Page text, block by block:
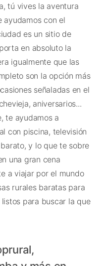
tú vives la aventura
ayudamos con el
es un sitio de
en absoluto la
igualmente que las
son la opción más
señaladas en el
aniversarios...
te ayudamos a
con piscina, televisión
y lo que te sobre
una gran cena
a viajar por el mundo
rurales baratas para
listos para buscar la que